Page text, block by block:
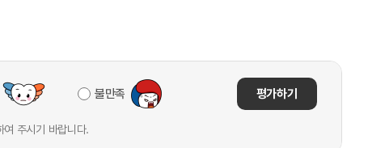
불만족 평가하기
주시기 바랍니다.